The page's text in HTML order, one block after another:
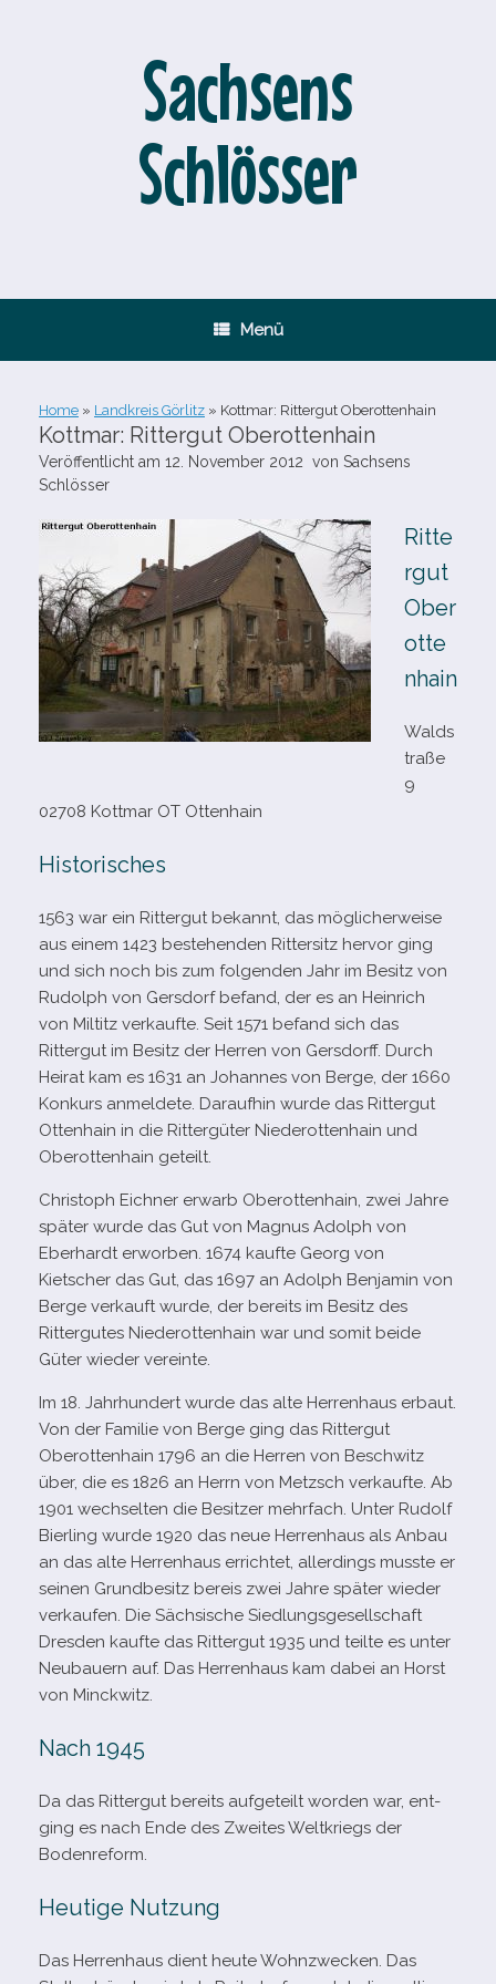
Sachsens
Schlösser
Menü
Home » Landkreis Görlitz » Kottmar: Rittergut Oberottenhain
Kottmar: Rittergut Oberottenhain
Veröffentlicht am 12. November 2012 von Sachsens
Schlösser
Ritte
rgut
Ober
otte
nhain
Walds
traße
9
02708 Kottmar OT Ottenhain
Historisches
1563 war ein Rittergut bekannt, das mög­li­cher­weise
aus einem 1423 bestehen­den Rittersitz her­vor ging
und sich noch bis zum fol­gen­den Jahr im Besitz von
Rudolph von Gersdorf befand, der es an Heinrich
von Miltitz ver­kaufte. Seit 1571 befand sich das
Rittergut im Besitz der Herren von Gersdorff. Durch
Heirat kam es 1631 an Johannes von Berge, der 1660
Konkurs anmel­dete. Daraufhin wurde das Rittergut
Ottenhain in die Rittergüter Niederottenhain und
Oberottenhain geteilt.
Christoph Eichner erwarb Oberottenhain, zwei Jahre
spä­ter wurde das Gut von Magnus Adolph von
Eberhardt erwor­ben. 1674 kaufte Georg von
Kietscher das Gut, das 1697 an Adolph Benjamin von
Berge ver­kauft wurde, der bereits im Besitz des
Rittergutes Niederottenhain war und somit beide
Güter wie­der vereinte.
Im 18. Jahrhundert wurde das alte Herrenhaus erbaut.
Von der Familie von Berge ging das Rittergut
Oberottenhain 1796 an die Herren von Beschwitz
über, die es 1826 an Herrn von Metzsch ver­kaufte. Ab
1901 wech­sel­ten die Besitzer mehr­fach. Unter Rudolf
Bierling wurde 1920 das neue Herrenhaus als Anbau
an das alte Herrenhaus errich­tet, aller­dings musste er
sei­nen Grundbesitz bereis zwei Jahre spä­ter wie­der
ver­kau­fen. Die Sächsische Siedlungsgesellschaft
Dresden kaufte das Rittergut 1935 und teilte es unter
Neubauern auf. Das Herrenhaus kam dabei an Horst
von Minckwitz.
Nach 1945
Da das Rittergut bereits auf­ge­teilt wor­den war, ent­
ging es nach Ende des Zweites Weltkriegs der
Bodenreform.
Heutige Nutzung
Das Herrenhaus dient heute Wohnzwecken. Das